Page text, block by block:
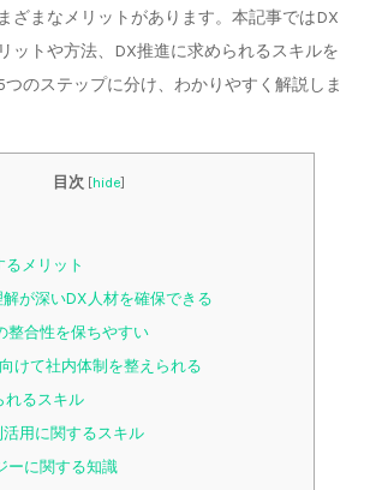
ざまなメリットがあります。本記事ではDX
ットや方法、DX推進に求められるスキルを
のステップに分け、わかりやすく解説しま
目次 [hide]
るメリット
解が深いDX人材を確保できる
整合性を保ちやすい
けて社内体制を整えられる
れるスキル
活用に関するスキル
ーに関する知識